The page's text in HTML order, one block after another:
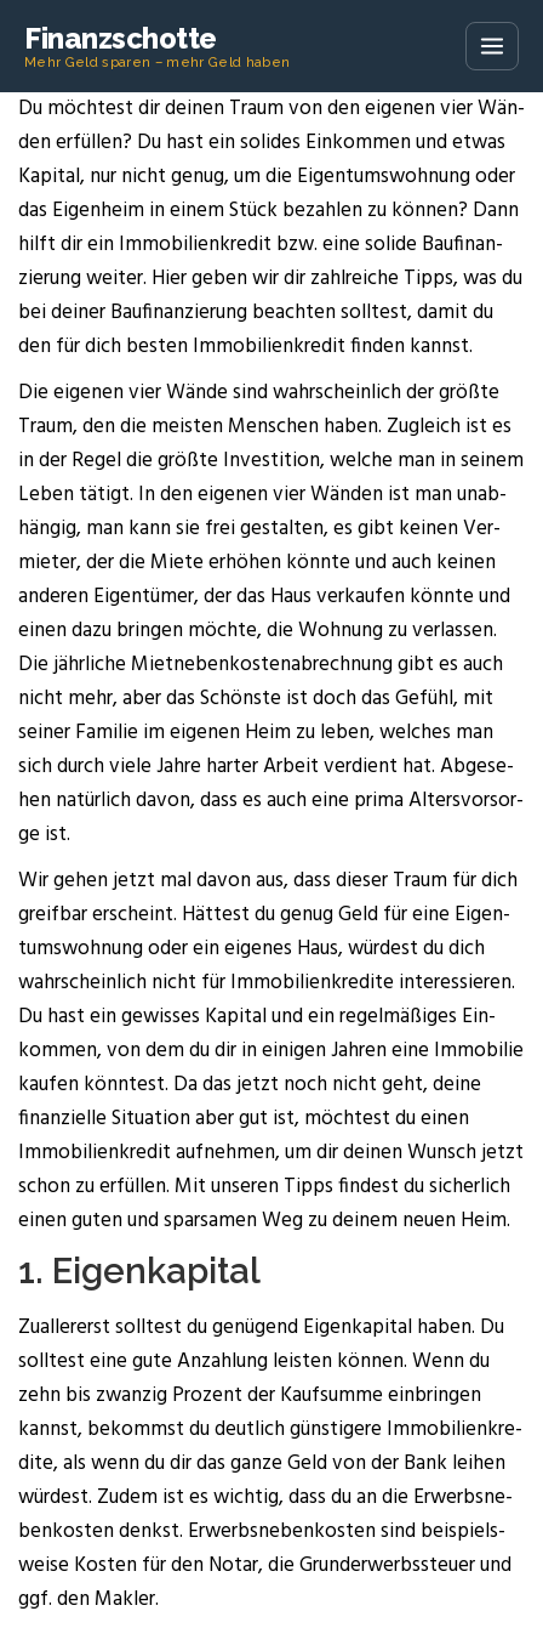
Finanzschotte
Mehr Geld sparen – mehr Geld haben
Du möch­test dir dei­nen Traum von den eige­nen vier Wän­
den erfül­len? Du hast ein soli­des Ein­kom­men und etwas
Kapi­tal, nur nicht genug, um die Eigen­tums­woh­nung oder
das Eigen­heim in einem Stück bezah­len zu kön­nen? Dann
hilft dir ein Immo­bi­li­en­kre­dit bzw. eine soli­de Bau­fi­nan­
zie­rung wei­ter. Hier geben wir dir zahl­rei­che Tipps, was du
bei dei­ner Bau­fi­nan­zie­rung beach­ten soll­test, damit du
den für dich bes­ten Immo­bi­li­en­kre­dit fin­den kannst.
Die eige­nen vier Wän­de sind wahr­schein­lich der größ­te
Traum, den die meis­ten Men­schen haben. Zugleich ist es
in der Regel die größ­te Inves­ti­ti­on, wel­che man in sei­nem
Leben tätigt. In den eige­nen vier Wän­den ist man unab­
hän­gig, man kann sie frei gestal­ten, es gibt kei­nen Ver­
mie­ter, der die Mie­te erhö­hen könn­te und auch kei­nen
ande­ren Eigen­tü­mer, der das Haus ver­kau­fen könn­te und
einen dazu brin­gen möch­te, die Woh­nung zu ver­las­sen.
Die jähr­li­che Miet­ne­ben­kos­ten­ab­rech­nung gibt es auch
nicht mehr, aber das Schöns­te ist doch das Gefühl, mit
sei­ner Fami­lie im eige­nen Heim zu leben, wel­ches man
sich durch vie­le Jah­re har­ter Arbeit ver­dient hat. Abge­se­
hen natür­lich davon, dass es auch eine pri­ma Alters­vor­sor­
ge ist.
Wir gehen jetzt mal davon aus, dass die­ser Traum für dich
greif­bar erscheint. Hät­test du genug Geld für eine Eigen­
tums­woh­nung oder ein eige­nes Haus, wür­dest du dich
wahr­schein­lich nicht für Immo­bi­li­en­kre­di­te inter­es­sie­ren.
Du hast ein gewis­ses Kapi­tal und ein regel­mä­ßi­ges Ein­
kom­men, von dem du dir in eini­gen Jah­ren eine Immo­bi­lie
kau­fen könn­test. Da das jetzt noch nicht geht, dei­ne
finan­zi­el­le Situa­ti­on aber gut ist, möch­test du einen
Immo­bi­li­en­kre­dit auf­neh­men, um dir dei­nen Wunsch jetzt
schon zu erfül­len. Mit unse­ren Tipps fin­dest du sicher­lich
einen guten und spar­sa­men Weg zu dei­nem neu­en Heim.
1. Eigen­ka­pi­tal
Zual­ler­erst soll­test du genü­gend Eigen­ka­pi­tal haben. Du
soll­test eine gute Anzah­lung leis­ten kön­nen. Wenn du
zehn bis zwan­zig Pro­zent der Kauf­sum­me ein­brin­gen
kannst, bekommst du deut­lich güns­ti­ge­re Immo­bi­li­en­kre­
di­te, als wenn du dir das gan­ze Geld von der Bank lei­hen
wür­dest. Zudem ist es wich­tig, dass du an die Erwerbs­ne­
ben­kos­ten denkst. Erwerbs­ne­ben­kos­ten sind bei­spiels­
wei­se Kos­ten für den Notar, die Grund­er­werbs­steu­er und
ggf. den Makler.